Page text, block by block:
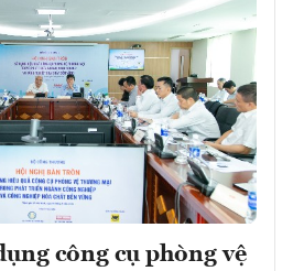
công cụ phòng vệ